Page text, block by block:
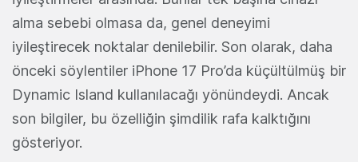
alma sebebi olmasa da, genel deneyimi
iyileştirecek noktalar denilebilir. Son olarak, daha
önceki söylentiler iPhone 17 Pro’da küçültülmüş bir
Dynamic Island kullanılacağı yönündeydi. Ancak
son bilgiler, bu özelliğin şimdilik rafa kalktığını
gösteriyor.